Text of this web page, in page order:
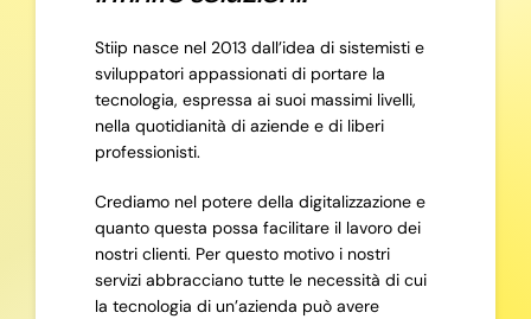
Stiip nasce nel 2013 dall’idea di sistemisti e
sviluppatori appassionati di portare la
tecnologia, espressa ai suoi massimi livelli,
nella quotidianità di aziende e di liberi
professionisti.
Crediamo nel potere della digitalizzazione e
quanto questa possa facilitare il lavoro dei
nostri clienti. Per questo motivo i nostri
servizi abbracciano tutte le necessità di cui
la tecnologia di un’azienda può avere